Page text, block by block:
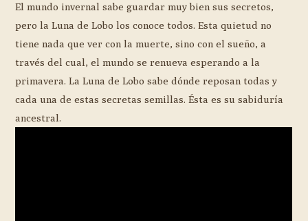
El mundo invernal sabe guardar muy bien sus secretos,
pero la Luna de Lobo los conoce todos. Esta quietud no
tiene nada que ver con la muerte, sino con el sueño, a
través del cual, el mundo se renueva esperando a la
primavera. La Luna de Lobo sabe dónde reposan todas y
cada una de estas secretas semillas. Ésta es su sabiduría
ancestral.